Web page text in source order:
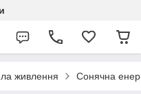
живлення Сонячна